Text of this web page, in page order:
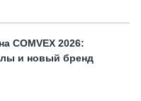
COMVEX 2026:
и новый бренд